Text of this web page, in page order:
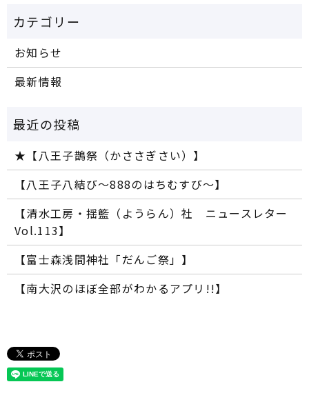
お知らせ
最新情報
★【八王子鵲祭（かささぎさい）】
【八王子八結び～888のはちむすび～】
【清水工房・揺籃（ようらん）社 ニュースレター
Vol.113】
【富士森浅間神社「だんご祭」】
【南大沢のほぼ全部がわかるアプリ!!】